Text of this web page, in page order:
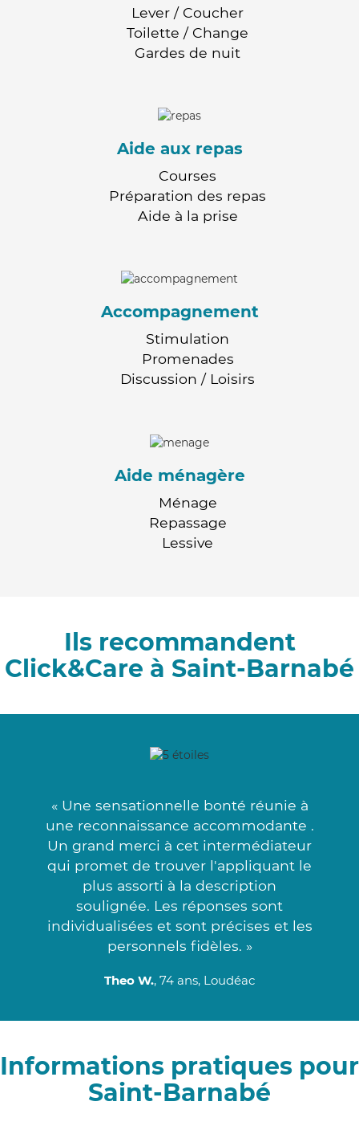
Lever / Coucher
Toilette / Change
Gardes de nuit
Aide aux repas
Courses
Préparation des repas
Aide à la prise
Accompagnement
Stimulation
Promenades
Discussion / Loisirs
Aide ménagère
Ménage
Repassage
Lessive
Ils recommandent
Click&Care à Saint-Barnabé
« Une sensationnelle bonté réunie à
une reconnaissance accommodante .
Un grand merci à cet intermédiateur
qui promet de trouver l'appliquant le
plus assorti à la description
soulignée. Les réponses sont
individualisées et sont précises et les
personnels fidèles. »
Theo W., 74 ans, Loudéac
Informations pratiques pour
Saint-Barnabé